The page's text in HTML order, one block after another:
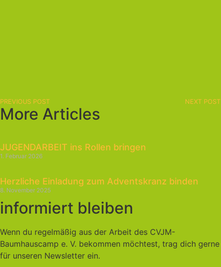
PREVIOUS POST NEXT POST
More Articles
JUGENDARBEIT ins Rollen bringen
1. Februar 2026
Herzliche Einladung zum Adventskranz binden
8. November 2025
informiert bleiben
Wenn du regelmäßig aus der Arbeit des CVJM-
Baumhauscamp e. V. bekommen möchtest, trag dich gerne
für unseren Newsletter ein.